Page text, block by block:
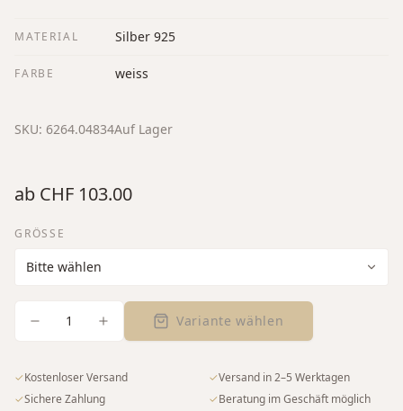
MATERIAL Silber 925
FARBE weiss
SKU: 6264.04834Auf Lager
ab CHF 103.00
GRÖSSE
1 Variante wählen
✓Kostenloser Versand ✓Versand in 2–5 Werktagen
✓Sichere Zahlung ✓Beratung im Geschäft möglich